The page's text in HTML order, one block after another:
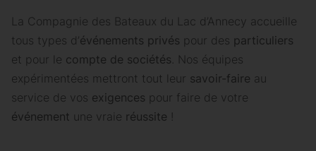
La Compagnie des Bateaux du Lac d’Annecy accueille
tous types d’événements privés pour des particuliers
et pour le compte de sociétés. Nos équipes
expérimentées mettront tout leur savoir-faire au
service de vos exigences pour faire de votre
événement une vraie réussite !